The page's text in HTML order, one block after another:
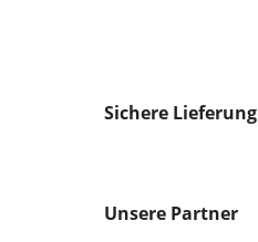
Sichere Lieferung
Unsere Partner